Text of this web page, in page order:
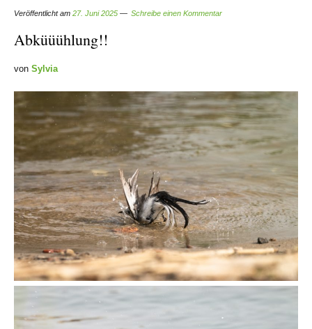
Veröffentlicht am 27. Juni 2025 Schreibe einen Kommentar
Abküüühlung!!
von Sylvia